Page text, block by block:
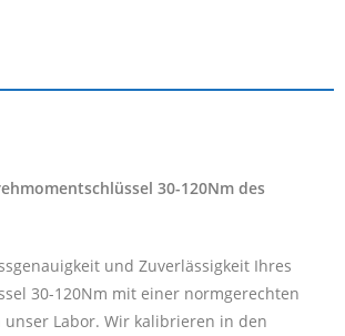
30-120Nm des
und Zuverlässigkeit Ihres
30-120Nm mit einer normgerechten
Labor. Wir kalibrieren in den